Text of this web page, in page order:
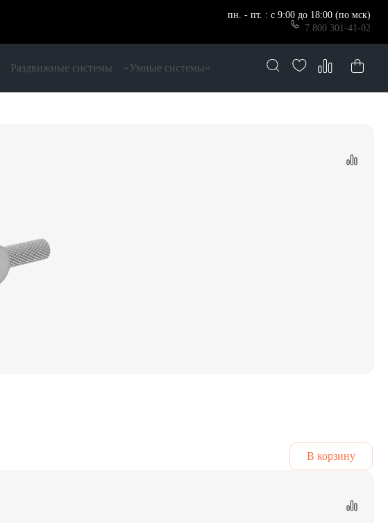
пн. - пт. : с 9:00 до 18:00 (по мск)
7 800 301-41-02
Раздвижные системы «Умные системы»
В корзину